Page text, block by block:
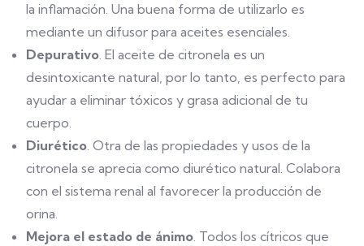
la inflamación. Una buena forma de utilizarlo es
mediante un difusor para aceites esenciales.
Depurativo. El aceite de citronela es un
desintoxicante natural, por lo tanto, es perfecto para
ayudar a eliminar tóxicos y grasa adicional de tu
cuerpo.
Diurético. Otra de las propiedades y usos de la
citronela se aprecia como diurético natural. Colabora
con el sistema renal al favorecer la producción de
orina.
Mejora el estado de ánimo. Todos los cítricos que